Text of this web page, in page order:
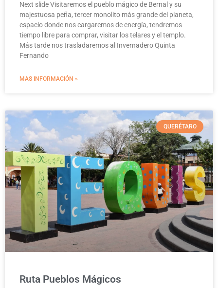
Next slide Visitaremos el pueblo mágico de Bernal y su
majestuosa peña, tercer monolito más grande del planeta,
espacio donde nos cargaremos de energía, tendremos
tiempo libre para comprar, visitar los telares y el templo.
Más tarde nos trasladaremos al Invernadero Quinta
Fernando
MAS INFORMACIÓN »
QUERÉTARO
Ruta Pueblos Mágicos